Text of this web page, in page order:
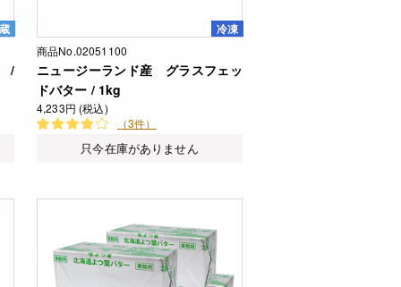
/
冷凍
商品No.02051100
ニュージーランド産 グラスフェッ
ドバター / 1kg
4,233円 (税込)
（3件）
只今在庫がありません